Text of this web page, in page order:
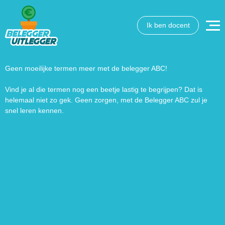
Ik ben docent
Geen moeilijke termen meer met de belegger ABC!
Vind je al die termen nog een beetje lastig te begrijpen? Dat is
helemaal niet zo gek. Geen zorgen, met de Belegger ABC zul je
snel leren kennen.
Wat wil je opzoeken?
hebben? We helpen je graag een handje.
Zoek
naar:
Zoekknop